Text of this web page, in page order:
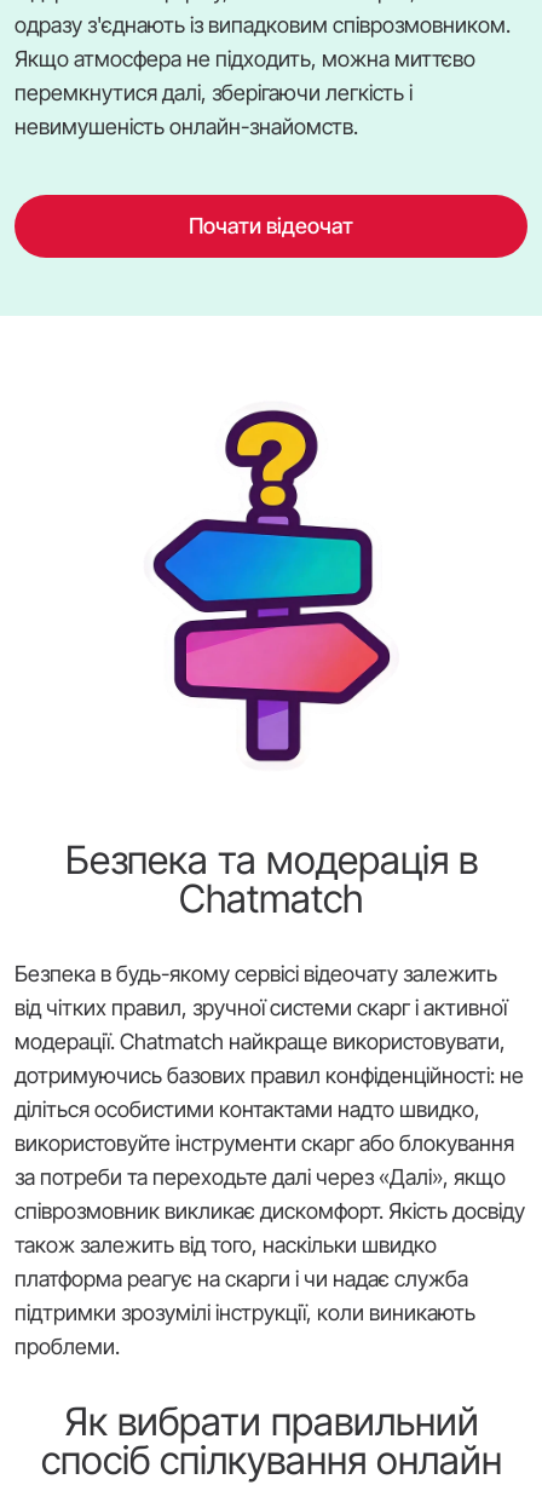
одразу з'єднають із випадковим співрозмовником.
Якщо атмосфера не підходить, можна миттєво
перемкнутися далі, зберігаючи легкість і
невимушеність онлайн-знайомств.
Почати відеочат
Безпека та модерація в
Chatmatch
Безпека в будь-якому сервісі відеочату залежить
від чітких правил, зручної системи скарг і активної
модерації. Chatmatch найкраще використовувати,
дотримуючись базових правил конфіденційності: не
діліться особистими контактами надто швидко,
використовуйте інструменти скарг або блокування
за потреби та переходьте далі через «Далі», якщо
співрозмовник викликає дискомфорт. Якість досвіду
також залежить від того, наскільки швидко
платформа реагує на скарги і чи надає служба
підтримки зрозумілі інструкції, коли виникають
проблеми.
Як вибрати правильний
спосіб спілкування онлайн